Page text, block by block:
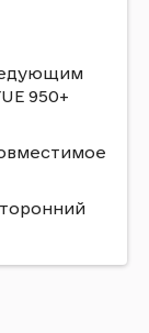
950+